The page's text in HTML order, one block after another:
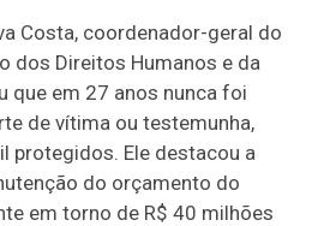
Costa, coordenador-geral do
dos Direitos Humanos e da
que em 27 anos nunca foi
de vítima ou testemunha,
protegidos. Ele destacou a
do orçamento do
em torno de R$ 40 milhões